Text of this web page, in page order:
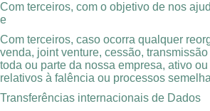
Com terceiros, com o objetivo de nos
e
Com terceiros, caso ocorra qualquer
venda, joint venture, cessão,
toda ou parte da nossa empresa, ativo
relativos à falência ou processos
Transferências internacionais de Dados